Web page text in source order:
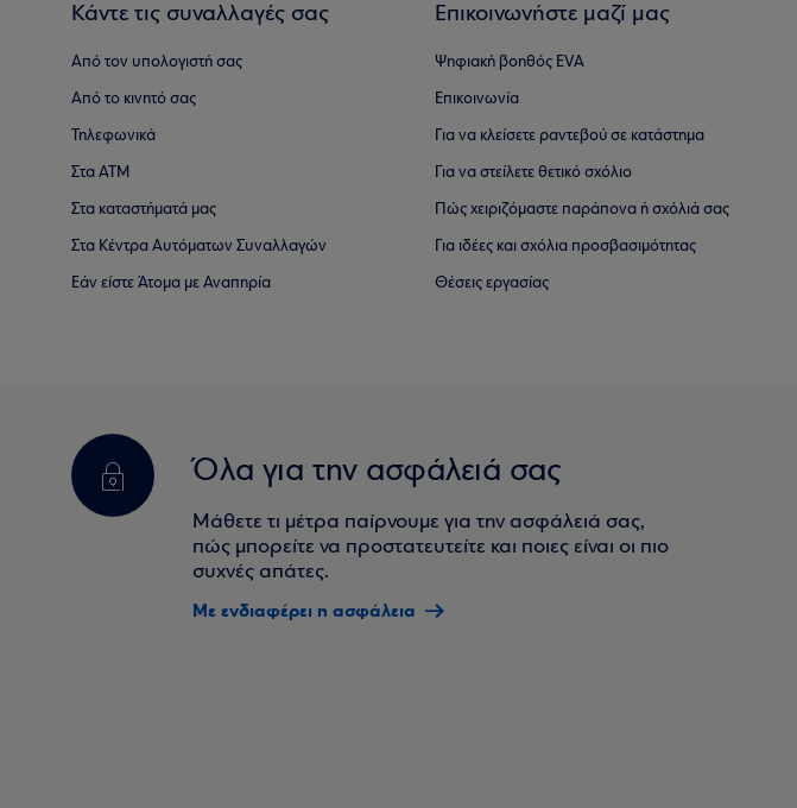
Κάντε τις συναλλαγές σας
Από τον υπολογιστή σας
Από το κινητό σας
Τηλεφωνικά
Στα ΑΤΜ
Στα καταστήματά μας
Στα Κέντρα Αυτόματων Συναλλαγών
Εάν είστε Άτομα με Αναπηρία
Επικοινωνήστε μαζί μας
Ψηφιακή βοηθός EVA
Επικοινωνία
Για να κλείσετε ραντεβού σε κατάστημα
Για να στείλετε θετικό σχόλιο
Πώς χειριζόμαστε παράπονα ή σχόλιά σας
Για ιδέες και σχόλια προσβασιμότητας
Θέσεις εργασίας
Όλα για την ασφάλειά σας
Μάθετε τι μέτρα παίρνουμε για την ασφάλειά σας,
πώς μπορείτε να προστατευτείτε και ποιες είναι οι πιο
συχνές απάτες.
Με ενδιαφέρει η ασφάλεια